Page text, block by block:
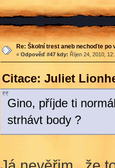
Re: Školní trest aneb nechoďte po
« Odpověď #47 kdy: Říjen 24, 2010,
Citace: Juliet
Gino, příjde ti
strhávt body ?